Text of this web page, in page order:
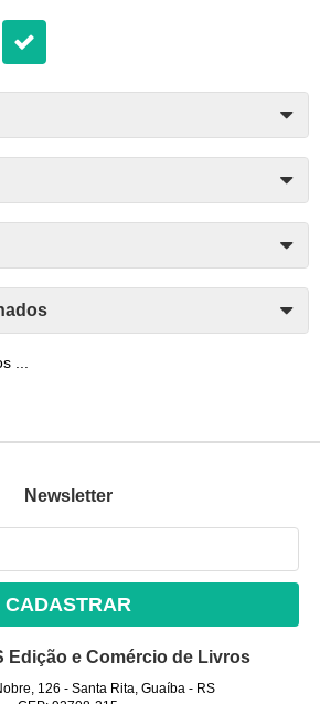
...
Newsletter
CADASTRAR
Edição e Comércio de Livros
126 - Santa Rita, Guaíba- RS